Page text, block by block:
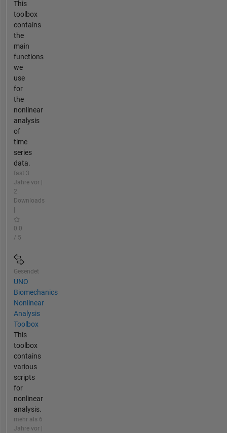
Kinesiology
to
offer
the
PhD
in
Exercise
Science
with
concentrations
in
Biomechanics
and
Motor
Development
and
Control.
This
toolbox
contains
the
main
functions
we
use
for
the
nonlinear
analysis
of
time
series
data.
fast 3
Jahre vor |
2
Downloads
0.0
/ 5
Gesendet
UNO
Biomechanics
Nonlinear
Analysis
Toolbox
This
toolbox
contains
various
scripts
for
nonlinear
analysis.
mehr als 6
Jahre vor |